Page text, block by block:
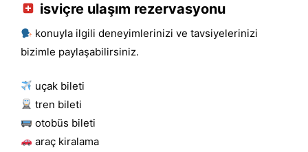
isviçre ulaşım rezervasyonu
konuyla ilgili deneyimlerinizi ve tavsiyelerinizi
bizimle paylaşabilirsiniz.
uçak bileti
tren bileti
otobüs bileti
araç kiralama